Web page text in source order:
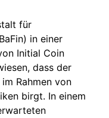
für
in einer
Initial Coin
dass der
Rahmen von
birgt. In einem